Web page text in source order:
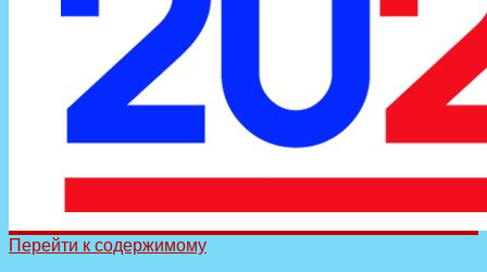
Перейти к содержимому